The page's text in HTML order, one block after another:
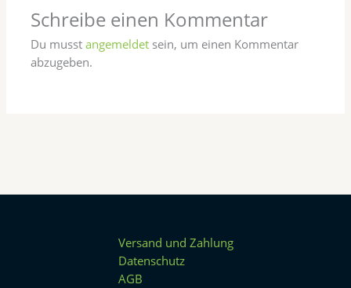
Schreibe einen Kommentar
Du musstangemeldet sein, um einen Kommentar
abzugeben.
Versand und Zahlung
Datenschutz
AGB